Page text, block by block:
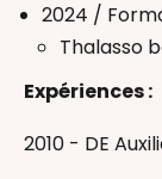
2024 /
Thalasso
Expériences :
2010 - DE